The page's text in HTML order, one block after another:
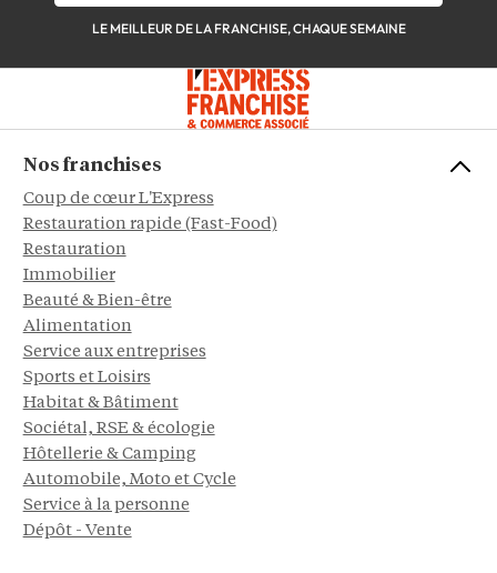
LE MEILLEUR DE LA FRANCHISE, CHAQUE SEMAINE
Nos franchises
Coup de cœur L'Express
Restauration rapide (Fast-Food)
Restauration
Immobilier
Beauté & Bien-être
Alimentation
Service aux entreprises
Sports et Loisirs
Habitat & Bâtiment
Sociétal, RSE & écologie
Hôtellerie & Camping
Automobile, Moto et Cycle
Service à la personne
Dépôt - Vente